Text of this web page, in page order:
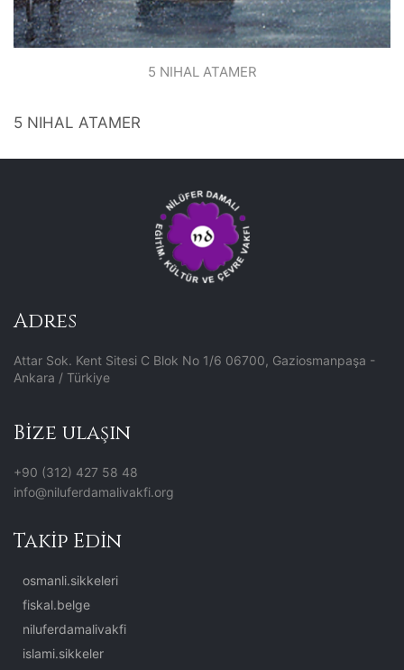
5 NIHAL ATAMER
5 NIHAL ATAMER
Adres
Attar Sok. Kent Sitesi C Blok No 1/6 06700, Gaziosmanpaşa -
Ankara / Türkiye
Bize ulaşın
+90 (312) 427 58 48
info@niluferdamalivakfi.org
Takip Edin
osmanli.sikkeleri
fiskal.belge
niluferdamalivakfi
islami.sikkeler